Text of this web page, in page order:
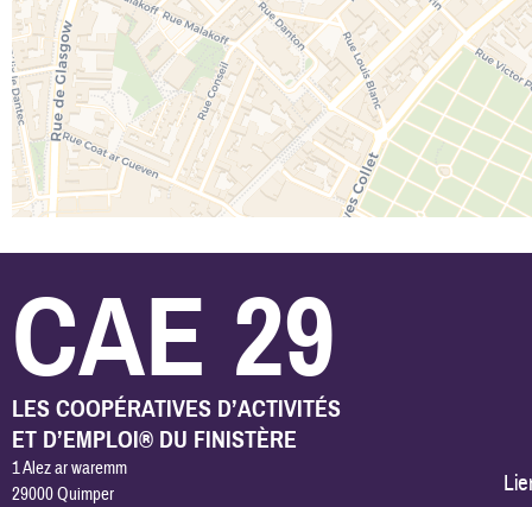
CAE 29
LES COOPÉRATIVES D’ACTIVITÉS
ET D’EMPLOI® DU FINISTÈRE
1 Alez ar waremm
29000 Quimper